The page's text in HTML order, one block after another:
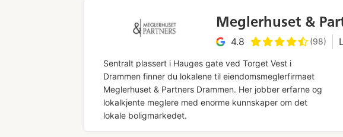
Meglerhuset &
4.8 (98)
Sentralt plassert i Hauges gate ved Torget Vest i
Drammen finner du lokalene til eiendomsmeglerfirmaet
Meglerhuset & Partners Drammen. Her jobber erfarne og
lokalkjente meglere med enorme kunnskaper om det
lokale boligmarkedet.